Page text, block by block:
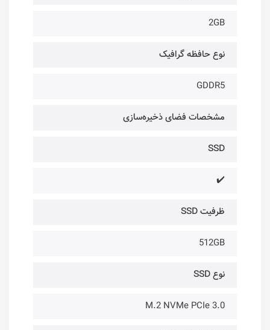
2GB
نوع حافظه گرافیک
GDDR5
مشخصات فضای ذخیره‌سازی
SSD
✔️
ظرفیت SSD
512GB
نوع SSD
M.2 NVMe PCIe 3.0